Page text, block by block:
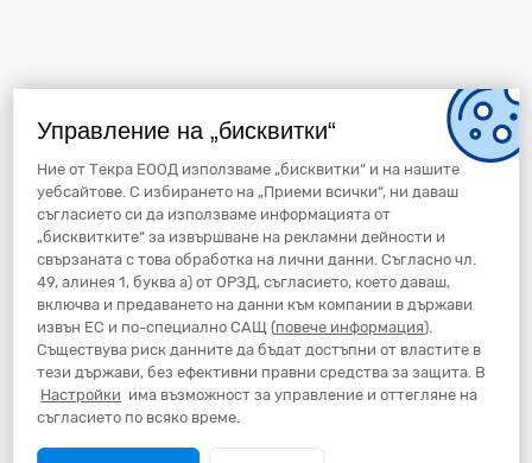
Управление на „бисквитки“
Ние от Текра ЕООД използваме „бисквитки“ и на нашите
уебсайтове. С избирането на „Приеми всички“, ни даваш
съгласието си да използваме информацията от
„бисквитките“ за извършване на рекламни дейности и
свързаната с това обработка на лични данни. Съгласно чл.
49, алинея 1, буква а) от ОРЗД, съгласието, което даваш,
включва и предаването на данни към компании в държави
извън ЕС и по-специално САЩ (повече информация).
Съществува риск данните да бъдат достъпни от властите в
тези държави, без ефективни правни средства за защита. В
Настройки има възможност за управление и оттегляне на
съгласието по всяко време.